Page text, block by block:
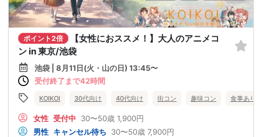
ポイント2倍
【女性におススメ！】大人のアニメコ
ン in 東京/池袋
池袋 | 8月11日(火・山の日) 13:45〜
受付終了まで42時間
KOIKOI 30代向け 40代向け 街コン 趣味コン 食事あり
女性 受付中 30〜50歳 1,900円
男性 キャンセル待ち 30〜50歳 7,900円